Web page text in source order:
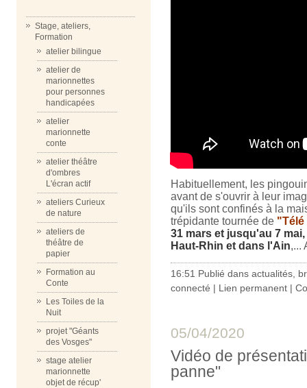
Stage, ateliers,
Formation
atelier bilingue
atelier de
marionnettes
pour personnes
handicapées
atelier
marionnette
conte
atelier théâtre
d'ombres
L'écran actif
ateliers Curieux
de nature
ateliers de
théâtre de
papier
Formation au
Conte
Les Toiles de la
Nuit
projet "Géants
des Vosges"
stage atelier
marionnette
objet de récup'
Habituellement, les
avant de s'ouvrir à leur
qu'ils sont confinés à la
trépidante tournée de "Télé
31 mars et jusqu'au 7
Haut-Rhin et dans l'Ain,...
16:51 Publié dans actualités
connecté | Lien permanent |
05/04/2020
Vidéo de
panne"